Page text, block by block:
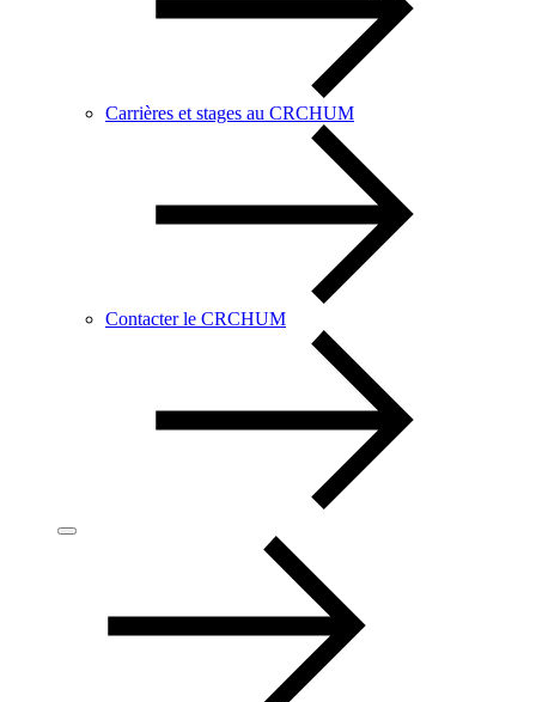
Carrières et stages au CRCHUM
Contacter le CRCHUM